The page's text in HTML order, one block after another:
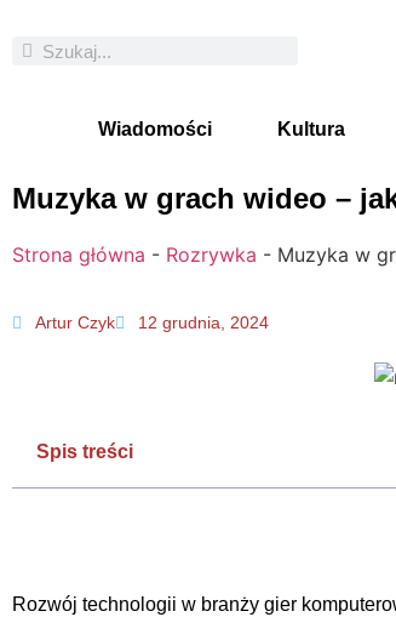
Wiadomości Kultura
Muzyka w grach wideo –
Strona główna - Rozrywka - Muzyka w
Artur Czyk 12 grudnia, 2024
Spis treści
Rozwój technologii w branży gier